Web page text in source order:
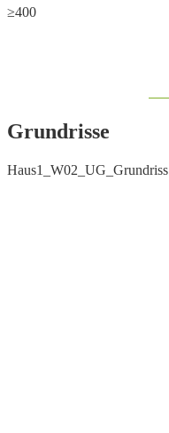
≥400
Grundrisse
Haus1_W02_UG_Grundriss